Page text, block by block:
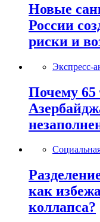
Новые
России
риски и
Экспресс-
Почему 65
как
коллапса?